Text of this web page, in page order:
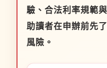
驗、合法利率規範
助讀者在申辦前先
風險。